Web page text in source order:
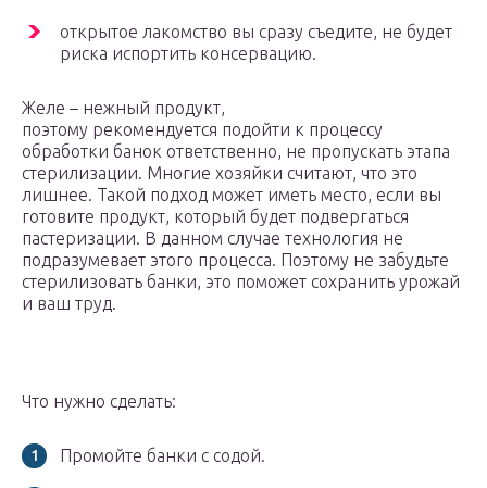
открытое лакомство вы сразу съедите, не будет
риска испортить консервацию.
Желе – нежный продукт,
поэтому рекомендуется подойти к процессу
обработки банок ответственно, не пропускать этапа
стерилизации. Многие хозяйки считают, что это
лишнее. Такой подход может иметь место, если вы
готовите продукт, который будет подвергаться
пастеризации. В данном случае технология не
подразумевает этого процесса. Поэтому не забудьте
стерилизовать банки, это поможет сохранить урожай
и ваш труд.
Что нужно сделать:
Промойте банки с содой.